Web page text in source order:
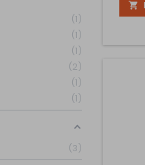
1
1
1
2
1
1
3
den
